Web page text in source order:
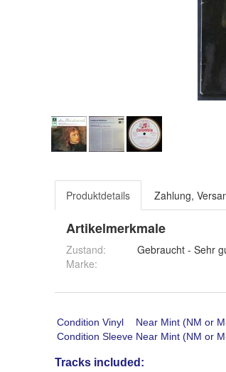
Produktdetails Zahlung,
Artikelmerkmale
Zustand:
Gebraucht - Sehr
Marke: